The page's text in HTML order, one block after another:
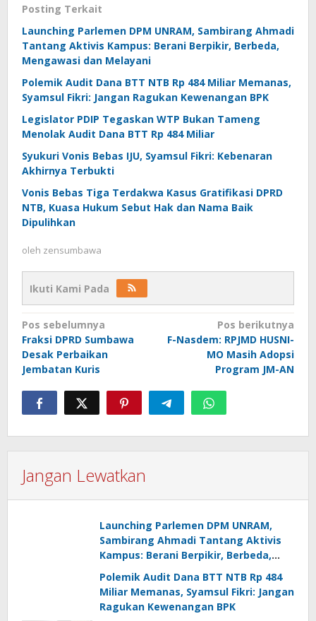
Posting Terkait
Launching Parlemen DPM UNRAM, Sambirang Ahmadi
Tantang Aktivis Kampus: Berani Berpikir, Berbeda,
Mengawasi dan Melayani
Polemik Audit Dana BTT NTB Rp 484 Miliar Memanas,
Syamsul Fikri: Jangan Ragukan Kewenangan BPK
Legislator PDIP Tegaskan WTP Bukan Tameng
Menolak Audit Dana BTT Rp 484 Miliar
Syukuri Vonis Bebas IJU, Syamsul Fikri: Kebenaran
Akhirnya Terbukti
Vonis Bebas Tiga Terdakwa Kasus Gratifikasi DPRD
NTB, Kuasa Hukum Sebut Hak dan Nama Baik
Dipulihkan
oleh zensumbawa
Ikuti Kami Pada
Navigasi
pos
Pos sebelumnya
Fraksi DPRD Sumbawa
Desak Perbaikan
Jembatan Kuris
Pos berikutnya
F-Nasdem: RPJMD HUSNI-
MO Masih Adopsi
Program JM-AN
Jangan Lewatkan
Launching Parlemen DPM UNRAM,
Sambirang Ahmadi Tantang Aktivis
Kampus: Berani Berpikir, Berbeda,
Mengawasi dan Melayani
Polemik Audit Dana BTT NTB Rp 484
Miliar Memanas, Syamsul Fikri: Jangan
Ragukan Kewenangan BPK